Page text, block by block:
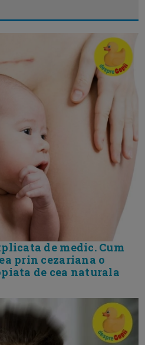
de medic. Cum
prin cezariana o
de cea naturala